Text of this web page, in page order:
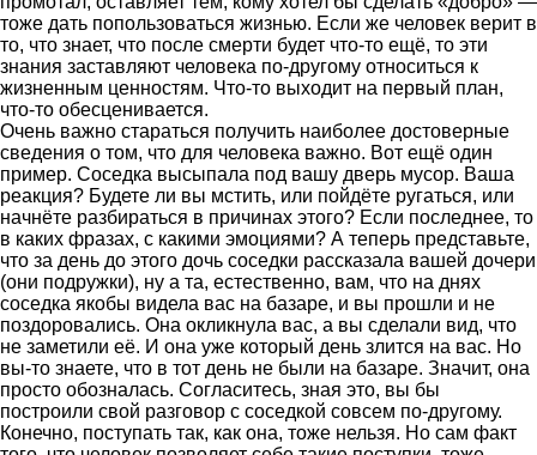
тоже дать попользоваться жизнью. Если же человек верит в
то, что знает, что после смерти будет что-то ещё, то эти
знания заставляют человека по-другому относиться к
жизненным ценностям. Что-то выходит на первый план,
что-то обесценивается.
Очень важно стараться получить наиболее достоверные
сведения о том, что для человека важно. Вот ещё один
пример. Соседка высыпала под вашу дверь мусор. Ваша
реакция? Будете ли вы мстить, или пойдёте ругаться, или
начнёте разбираться в причинах этого? Если последнее, то
в каких фразах, с какими эмоциями? А теперь представьте,
что за день до этого дочь соседки рассказала вашей дочери
(они подружки), ну а та, естественно, вам, что на днях
соседка якобы видела вас на базаре, и вы прошли и не
поздоровались. Она окликнула вас, а вы сделали вид, что
не заметили её. И она уже который день злится на вас. Но
вы-то знаете, что в тот день не были на базаре. Значит, она
просто обозналась. Согласитесь, зная это, вы бы
построили свой разговор с соседкой совсем по-другому.
Конечно, поступать так, как она, тоже нельзя. Но сам факт